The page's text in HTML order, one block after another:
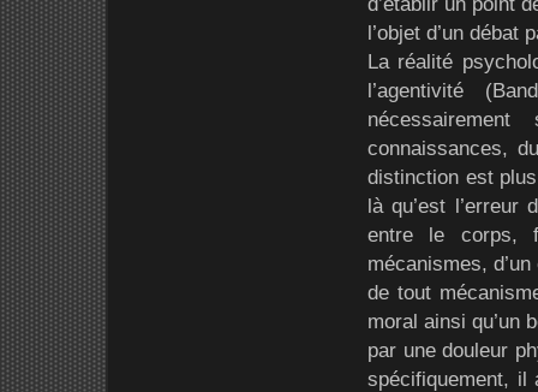
l’objet d’un débat
La réalité
l’agentivité
connaissances,
distinction est
là qu’est
entre le corps,
mécanismes,
de tout
moral ainsi qu’un
par une douleur
spécifiquement, il